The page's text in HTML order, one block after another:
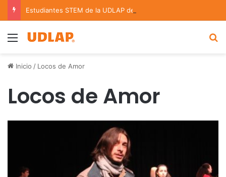
Menu
Inicio / Locos de Amor
Locos de Amor